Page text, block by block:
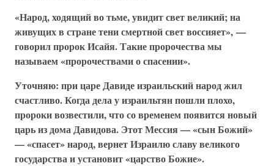
«Народ, ходящий во тьме, увидит свет великий; на
живущих в стране тени смертной свет воссияет», —
говорил пророк Исайя. Такие пророчества мы
называем «пророчествами о спасении».
Уточняю: при царе Давиде израильский народ жил
счастливо. Когда дела у израильтян пошли плохо,
пророки возвестили, что со временем появится новый
царь из дома Давидова. Этот Мессия — «сын Божий»
— «спасет» народ, вернет Израилю славу великого
государства и установит «царство Божие».